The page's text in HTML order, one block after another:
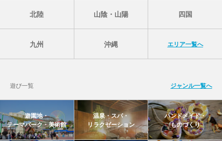
北陸 山陰・山陽 四国
九州 沖縄 エリア一覧へ
遊び一覧 ジャンル一覧へ
遊園地・
テーマパーク・美術館
温泉・スパ・
リラクゼーション
ハンドメイド・
ものづくり